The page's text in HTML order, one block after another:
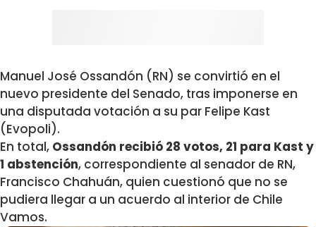
Manuel José Ossandón (RN) se convirtió en el
nuevo presidente del Senado, tras imponerse en
una disputada votación a su par Felipe Kast
(Evopoli).
En total, Ossandón recibió 28 votos, 21 para Kast y
1 abstención, correspondiente al senador de RN,
Francisco Chahuán, quien cuestionó que no se
pudiera llegar a un acuerdo al interior de Chile
Vamos.